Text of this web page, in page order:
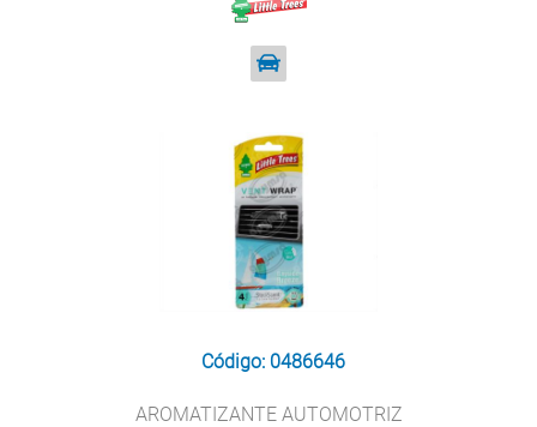
Código: 0486646
AROMATIZANTE AUTOMOTRIZ